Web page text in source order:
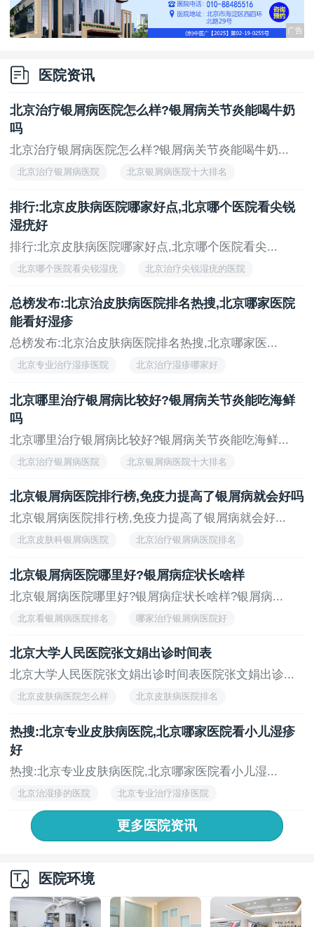
医院资讯
北京治疗银屑病医院怎么样?银屑病关节炎能喝牛奶
吗
北京治疗银屑病医院怎么样?银屑病关节炎能喝牛奶...
北京治疗银屑病医院 北京银屑病医院十大排名
北京银屑病医院哪家好
排行:北京皮肤病医院哪家好点,北京哪个医院看尖锐
湿疣好
排行:北京皮肤病医院哪家好点,北京哪个医院看尖...
北京哪个医院看尖锐湿疣 北京治疗尖锐湿疣的医院
尖锐湿疣
总榜发布:北京治皮肤病医院排名热搜,北京哪家医院
能看好湿疹
总榜发布:北京治皮肤病医院排名热搜,北京哪家医...
北京专业治疗湿疹医院 北京治疗湿疹哪家好
北京湿疹医院哪家好
北京哪里治疗银屑病比较好?银屑病关节炎能吃海鲜
吗
北京哪里治疗银屑病比较好?银屑病关节炎能吃海鲜...
北京治疗银屑病医院 北京银屑病医院十大排名
北京银屑病医院排行榜,免疫力提高了银屑病就会好吗
北京银屑病医院排行榜,免疫力提高了银屑病就会好...
北京皮肤科银屑病医院 北京治疗银屑病医院排名
北京银屑病医院哪里好?银屑病症状长啥样
北京银屑病医院哪里好?银屑病症状长啥样?银屑病...
北京看银屑病医院排名 哪家治疗银屑病医院好
北京大学人民医院张文娟出诊时间表
北京大学人民医院张文娟出诊时间表医院张文娟出诊...
北京皮肤病医院怎么样 北京皮肤病医院排名
北京皮肤病医院口碑
热搜:北京专业皮肤病医院,北京哪家医院看小儿湿疹
好
热搜:北京专业皮肤病医院,北京哪家医院看小儿湿...
北京治湿疹的医院 北京专业治疗湿疹医院
北京治疗湿疹哪家好 北京看婴儿湿疹医院排名
北京看婴儿湿疹的医院
更多医院资讯
医院环境